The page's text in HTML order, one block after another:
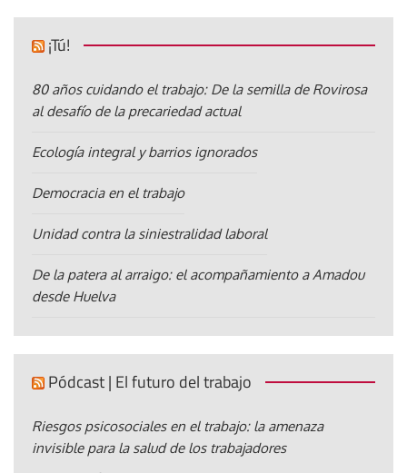
¡Tú!
80 años cuidando el trabajo: De la semilla de Rovirosa
al desafío de la precariedad actual
Ecología integral y barrios ignorados
Democracia en el trabajo
Unidad contra la siniestralidad laboral
De la patera al arraigo: el acompañamiento a Amadou
desde Huelva
Pódcast | El futuro del trabajo
Riesgos psicosociales en el trabajo: la amenaza
invisible para la salud de los trabajadores